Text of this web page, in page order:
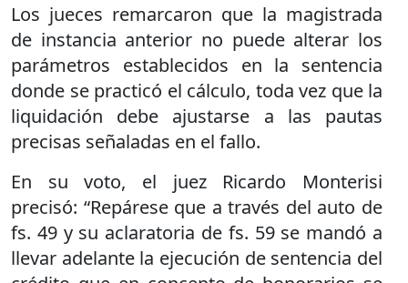
Los jueces remarcaron que la magistrada
de instancia anterior no puede alterar los
parámetros establecidos en la sentencia
donde se practicó el cálculo, toda vez que la
liquidación debe ajustarse a las pautas
precisas señaladas en el fallo.
En su voto, el juez Ricardo Monterisi
precisó: “Repárese que a través del auto de
fs. 49 y su aclaratoria de fs. 59 se mandó a
llevar adelante la ejecución de sentencia del